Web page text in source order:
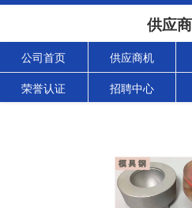
供应
公司首页 供应商机
荣誉认证 招聘中心